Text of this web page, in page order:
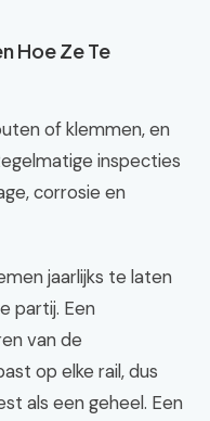
Hoe Ze Te
of klemmen, en
inspecties
corrosie en
jaarlijks te laten
partij. Een
van de
op elke rail, dus
als een geheel. Een